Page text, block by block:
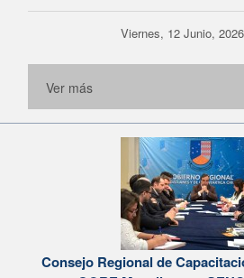
Viernes, 12 Junio,
Ver más
Consejo Regional de